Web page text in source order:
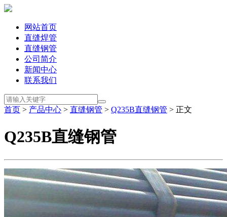
网站首页
直缝焊管
直缝钢管
公司简介
新闻中心
联系我们
首页 > 产品中心 > 直缝钢管 > Q235B直缝钢管 > 正文
Q235B直缝钢管